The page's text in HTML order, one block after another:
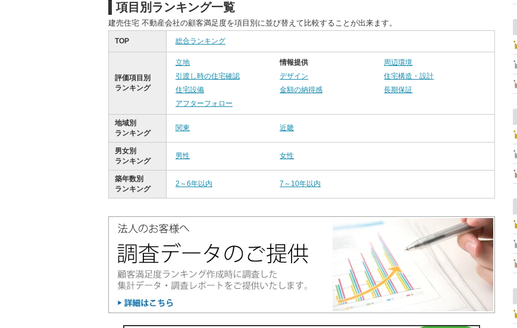
項目別ランキング一覧
建売住宅 不動産会社の顧客満足度を項目別に並び替えて比較することが出来ます。
TOP 総合ランキング
評価項目別
ランキング
立地 情報提供
周辺環境
引渡し時の住宅確認
デザイン
住宅構造・設計
住宅設備
金額の納得感
長期保証
アフターフォロー
地域別
ランキング
関東 近畿
男女別
ランキング
男性 女性
築年数別
ランキング
2～6年以内 7～10年以内